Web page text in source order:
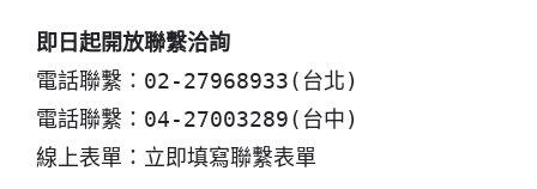
即日起開放聯繫洽詢
電話聯繫：02-27968933(台北)
電話聯繫：04-27003289(台中)
線上表單：立即填寫聯繫表單